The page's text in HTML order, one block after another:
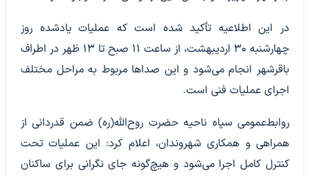
در این اطلاعیه تأکید شده است که عملیات یادشده روز
چهارشنبه ۳۰ اردیبهشت، از ساعت ۱۱ صبح تا ۱۳ ظهر در اطراف
باقرشهر انجام می‌شود و این صداها مربوط به مراحل مختلف
اجرای عملیات فنی است.
روابط‌عمومی سپاه ناحیه حضرت روح‌الله(ره) ضمن قدردانی از
همراهی و همکاری شهروندان، اعلام کرد: این عملیات تحت
کنترل کامل اجرا می‌شود و هیچ‌گونه جای نگرانی برای ساکنان